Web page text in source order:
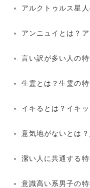
アルクトゥルス星
アンニュイとは？
言い訳が多い人の
生霊とは？生霊の
イキるとは？イキ
意気地がないとは
潔い人に共通する
意識高い系男子の